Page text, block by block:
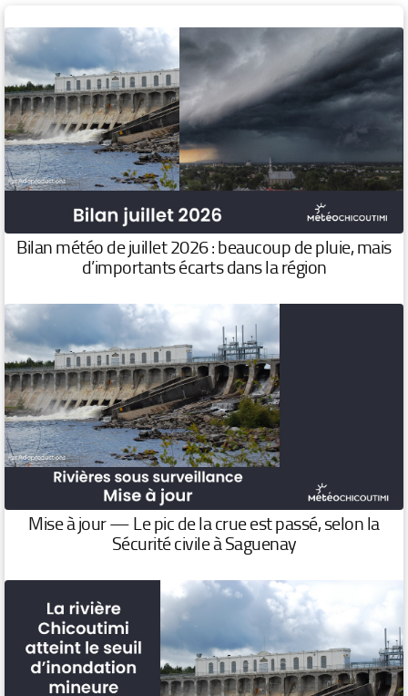
Bilan météo de juillet 2026 : beaucoup de pluie, mais
d’importants écarts dans la région
Mise à jour — Le pic de la crue est passé, selon la
Sécurité civile à Saguenay